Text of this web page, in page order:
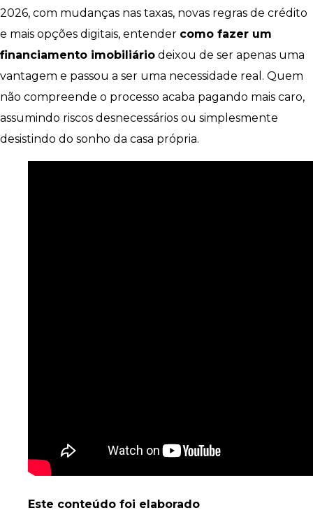
2026, com mudanças nas taxas, novas regras de crédito
e mais opções digitais, entender como fazer um
financiamento imobiliário deixou de ser apenas uma
vantagem e passou a ser uma necessidade real. Quem
não compreende o processo acaba pagando mais caro,
assumindo riscos desnecessários ou simplesmente
desistindo do sonho da casa própria.
Este conteúdo foi elaborado